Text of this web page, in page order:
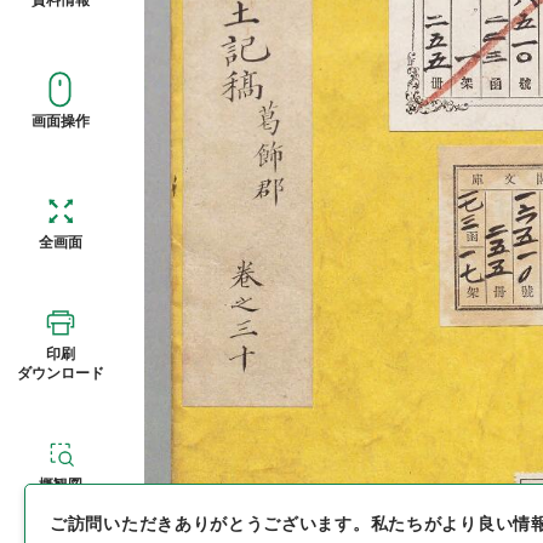
画面操作
全画面
印刷
ダウンロード
概観図
ご訪問いただきありがとうございます。 私たちがより良い情